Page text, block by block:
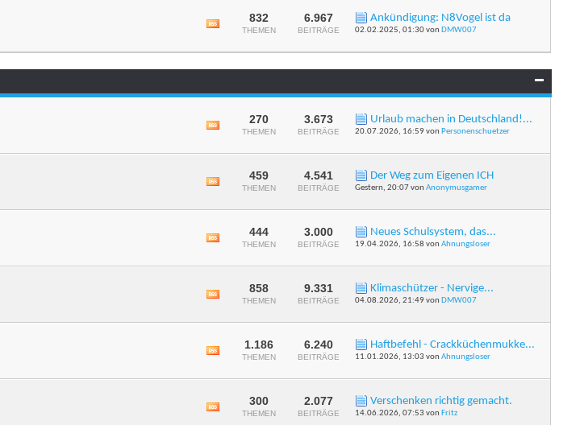
anzeigen
RSS-
dieses
832
THEMEN
6.967
BEITRÄGE
Ankündigung: N8Vogel ist da
02.02.2025,01:30von DMW007
RSS-
dieses
anzeigen
270
THEMEN
3.673
BEITRÄGE
Urlaub machen in Deutschland!...
20.07.2026, 16:59von Personenschuetzer
RSS-
dieses
anzeigen
459
THEMEN
4.541
BEITRÄGE
Der Weg zum Eigenen ICH
Gestern,20:07vonAnonymusgamer
RSS-
dieses
anzeigen
444
THEMEN
3.000
BEITRÄGE
Neues Schulsystem, das...
19.04.2026, 16:58 vonAhnungsloser
RSS-
dieses
anzeigen
858
THEMEN
9.331
BEITRÄGE
Klimaschützer - Nervige...
04.08.2026,21:49von DMW007
RSS-
dieses
anzeigen
1.186
THEMEN
6.240
BEITRÄGE
Haftbefehl - Crackküchenmukke...
11.01.2026, 13:03 vonAhnungsloser
RSS-
300
THEMEN
2.077
BEITRÄGE
Verschenken richtig gemacht.
14.06.2026,07:53 von Fritz